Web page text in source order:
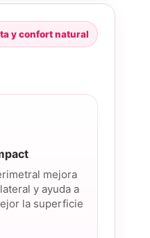
y confort natural
mejora
y ayuda a
la superficie